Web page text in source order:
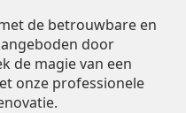
de betrouwbare en
door
de magie van een
onze professionele